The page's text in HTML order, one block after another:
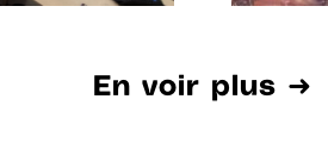
En voir plus ➜